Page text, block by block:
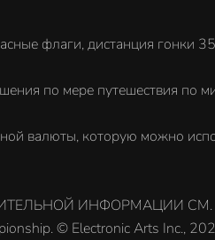
флаги, дистанция гонки
по мере путешествия по
валюты, которую можно
ИНФОРМАЦИИ СМ.
© Electronic Arts Inc.,